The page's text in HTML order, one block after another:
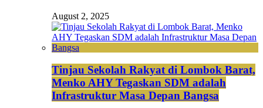
August 2, 2025
Tinjau Sekolah Rakyat di Lombok Barat,
Menko AHY Tegaskan SDM adalah
Infrastruktur Masa Depan Bangsa